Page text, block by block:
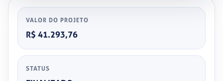
VALOR DO PROJETO
R$ 41.293,76
STATUS